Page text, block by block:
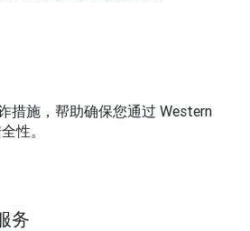
措施，帮助确保您通过 Western
性。
务